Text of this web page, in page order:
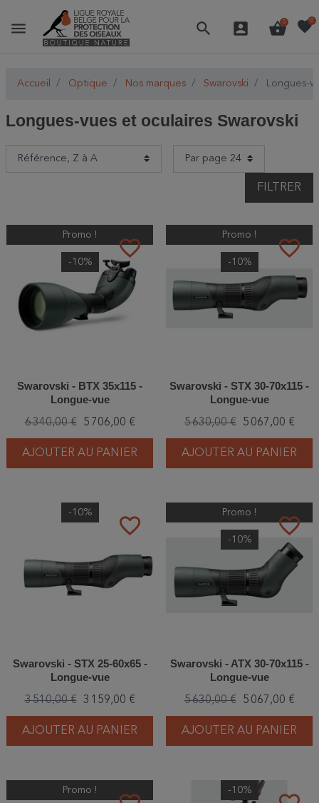
menu search account_box shopping_basket
0 favorite0
Accueil Optique Nos marques Swarovski Longues-
Longues-vues et oculaires Swarovski
FILTRER
favorite_border
Promo !
-10%
Swarovski - BTX 35x115 -
Longue-vue
6 340,00 € 5 706,00 €
AJOUTER AU PANIER
favorite_border
Promo !
-10%
Swarovski - STX 30-70x115 -
Longue-vue
5 630,00 € 5 067,00 €
AJOUTER AU PANIER
favorite_border
-10%
Swarovski - STX 25-60x65 -
Longue-vue
3 510,00 € 3 159,00 €
AJOUTER AU PANIER
favorite_border
Promo !
-10%
Swarovski - ATX 30-70x115 -
Longue-vue
5 630,00 € 5 067,00 €
AJOUTER AU PANIER
Promo ! -10%